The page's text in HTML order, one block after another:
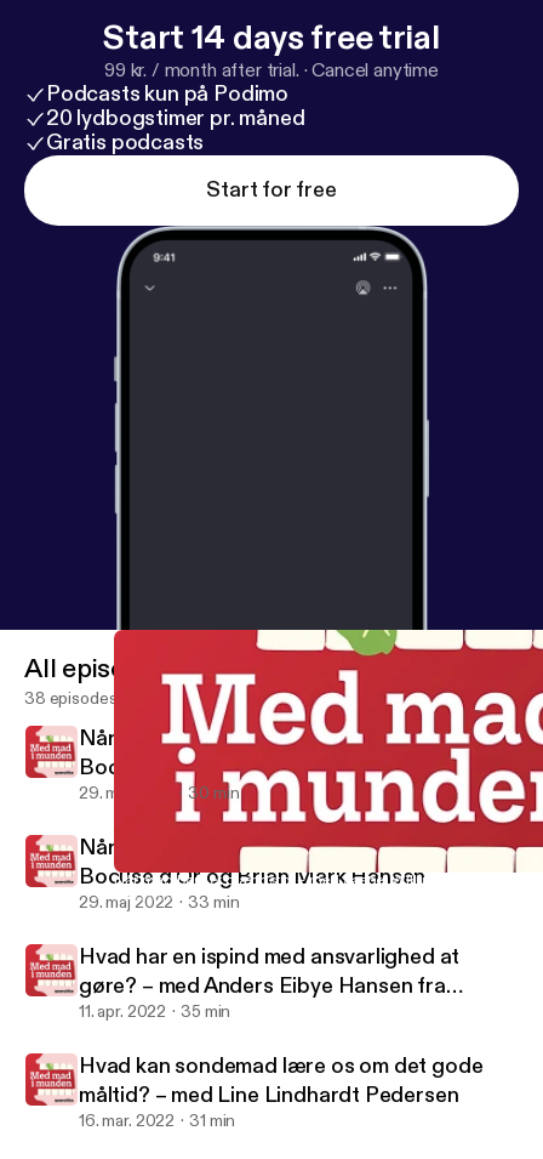
sætninger som »Good day out there,« »The sun is
shining« og »Live in the fucking now.«
Start 14 days free trial
99 kr. / month after trial. ·Cancel anytime
Podcasts kun på Podimo
20 lydbogstimer pr. måned
Gratis podcasts
Start for free
Når mad bare er brændstof – med Jasper Willumsen aka
Med Mad i Munden
All episodes
38 episodes
Når madlavning bliver elitesport del 2 –
Bocuse d'Or og Sebastian Holberg
29. maj 2022 30 min
Når madlavning bliver elitesport del 1 –
Bocuse d'Or og Brian Mark Hansen
29. maj 2022 33 min
Hvad har en ispind med ansvarlighed at
gøre? – med Anders Eibye Hansen fra
Hansens Is
11. apr. 2022 35 min
Hvad kan sondemad lære os om det gode
måltid? – med Line Lindhardt Pedersen
16. mar. 2022 31 min